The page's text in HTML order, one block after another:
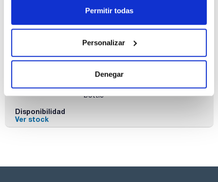
Permitir todas
Personalizar
Denegar
Capacidad
x 2,5 l
AL01602500
Envase
x 2,5 l :: Glass
bottle
Comprar
Disponibilidad
Ver stock